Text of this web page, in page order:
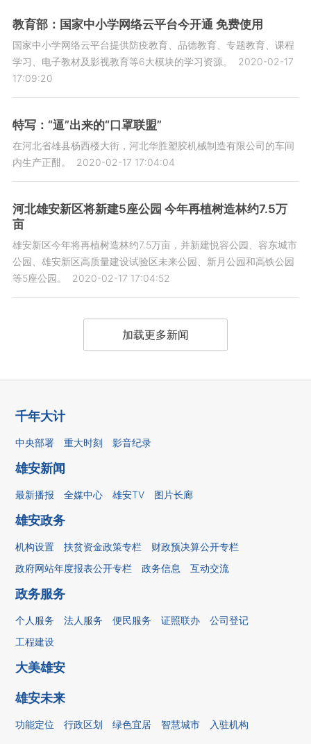
教育部：国家中小学网络云平台今开通 免费使用
国家中小学网络云平台提供防疫教育、品德教育、专题教育、课程
学习、电子教材及影视教育等6大模块的学习资源。
2020-02-17
17:09:20
特写：“逼”出来的“口罩联盟”
在河北省雄县杨西楼大街，河北华胜塑胶机械制造有限公司的车间
内生产正酣。
2020-02-17 17:04:04
河北雄安新区将新建5座公园 今年再植树造林约7.5万
亩
雄安新区今年将再植树造林约7.5万亩，并新建悦容公园、容东城市
公园、雄安新区高质量建设试验区未来公园、新月公园和高铁公园
等5座公园。
2020-02-17 17:04:52
加载更多新闻
千年大计
中央部署 重大时刻 影音纪录
雄安新闻
最新播报 全媒中心 雄安TV 图片长廊
雄安政务
机构设置 扶贫资金政策专栏
财政预决算公开专栏
政府网站年度报表公开专栏
政务信息 互动交流
政务服务
个人服务 法人服务 便民服务 证照联办
公司登记
工程建设
大美雄安
雄安未来
功能定位 行政区划 绿色宜居 智慧城市 入驻机构